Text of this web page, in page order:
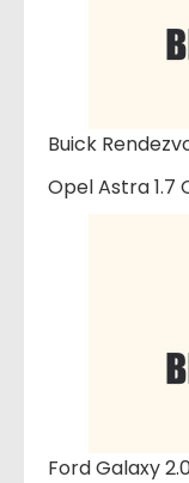
Buick
Opel Astra 1.7
Ford Galaxy